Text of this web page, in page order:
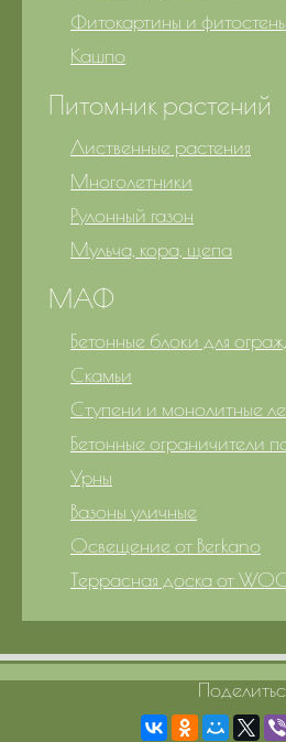
Фитокартины и фитостены
Кашпо
Питомник растений
Лиственные растения
Многолетники
Рулонный газон
Мульча, кора, щепа
МАФ
Бетонные блоки для
Скамьи
Ступени и монолитные
Бетонные ограничители
Урны
Вазоны уличные
Освещение от Berkano
Террасная доска от